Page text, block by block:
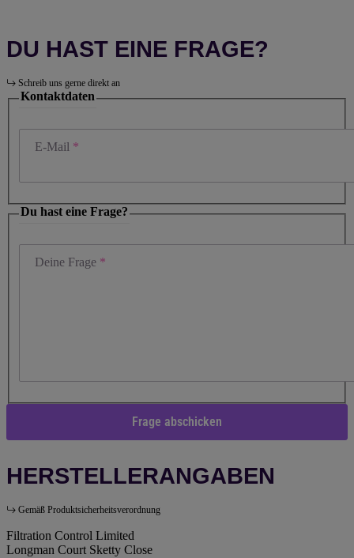
DU HAST EINE FRAGE?
Schreib uns gerne direkt an
Kontaktdaten
E-Mail
Du hast eine Frage?
Deine Frage
Frage abschicken
HERSTELLERANGABEN
Gemäß Produktsicherheitsverordnung
Filtration Control Limited
Longman Court Sketty Close